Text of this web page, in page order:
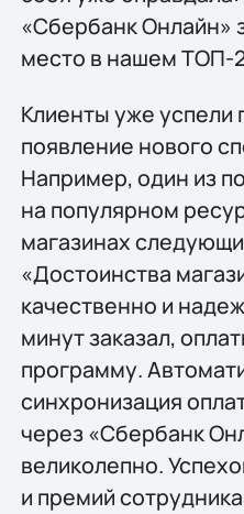
«Сбербанк Онлайн»
место в нашем ТОП-
Клиенты уже успели
появление нового
Например, один из
на популярном
магазинах
«Достоинства
качественно и
минут заказал,
программу.
синхронизация
через «Сбербанк
великолепно.
и премий